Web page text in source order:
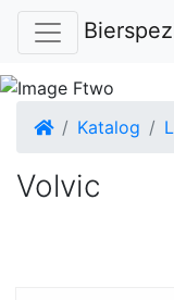
Startseite
Katalog
Volvic